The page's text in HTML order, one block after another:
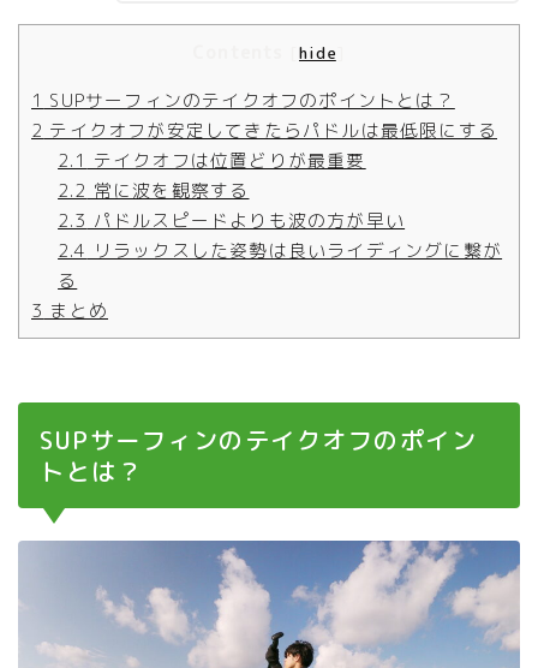
hide
1 SUPサーフィンのテイクオフのポイントとは？
2 テイクオフが安定してきたらパドルは最低限にする
2.1 テイクオフは位置どりが最重要
2.2 常に波を観察する
2.3 パドルスピードよりも波の方が早い
2.4 リラックスした姿勢は良いライディングに繋が
る
3 まとめ
SUPサーフィンのテイクオフのポイン
トとは？